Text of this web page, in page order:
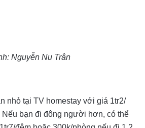
Nguyễn Nu Trân
nhỏ tại TV homestay với giá 1tr2/
Nếu bạn đi đông người hơn, có thể